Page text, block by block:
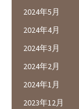
2024年5月
2024年4月
2024年3月
2024年2月
2024年1月
2023年12月